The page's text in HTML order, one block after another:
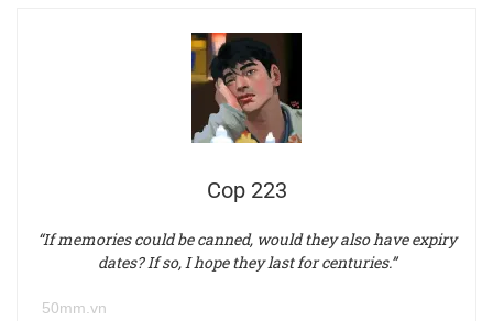
Cop 223
“If memories could be canned, would they also have expiry
dates? If so, I hope they last for centuries.”
50mm.vn